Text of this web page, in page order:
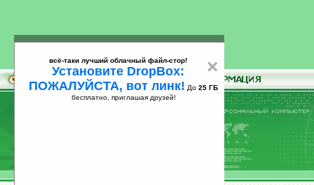
×
всё-таки лучший облачный файл-стор!
Установите DropBox:
ПОЖАЛУЙСТА, вот линк! До 25 ГБ
бесплатно, приглашая друзей!